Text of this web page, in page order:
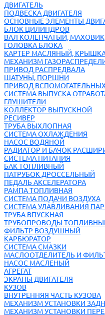
ДВИГАТЕЛЬ
ПОДВЕСКА ДВИГАТЕЛЯ
ОСНОВНЫЕ ЭЛЕМЕНТЫ
БЛОК ЦИЛИНДРОВ
ВАЛ КОЛЕНЧАТЫЙ, МАХОВИК
ГОЛОВКА БЛОКА
КАРТЕР МАСЛЯНЫЙ,
МЕХАНИЗМ
ПРИВОД РАСПРЕДВАЛА
ШАТУНЫ, ПОРШНИ
ПРИВОД ВСПОМОГАТЕЛЬНЫХ
СИСТЕМА ВЫПУСКА
ГЛУШИТЕЛИ
КОЛЛЕКТОР ВЫПУСКНОЙ
РЕСИВЕР
ТРУБА ВЫХЛОПНАЯ
СИСТЕМА ОХЛАЖДЕНИЯ
НАСОС ВОДЯНОЙ
РАДИАТОР И БАЧОК
СИСТЕМА ПИТАНИЯ
БАК ТОПЛИВНЫЙ
ПАТРУБОК ДРОССЕЛЬНЫЙ
ПЕДАЛЬ АКСЕЛЕРАТОРА
РАМПА ТОПЛИВНАЯ
СИСТЕМА ПОДАЧИ ВОЗДУХА
СИСТЕМА УЛАВЛИВАНИЯ
ТРУБА ВПУСКНАЯ
ТРУБОПРОВОДЫ
ФИЛЬТР ВОЗДУШНЫЙ
КАРБЮРАТОР
СИСТЕМА СМАЗКИ
МАСЛООТДЕЛИТЕЛЬ И
НАСОС МАСЛЕНЫЙ
АГРЕГАТ
ЭКРАНЫ ДВИГАТЕЛЯ
КУЗОВ
ВНУТРЕННЯЯ ЧАСТЬ КУЗОВА
МЕХАНИЗМ УСТАНОВКИ
МЕХАНИЗМ УСТАНОВКИ